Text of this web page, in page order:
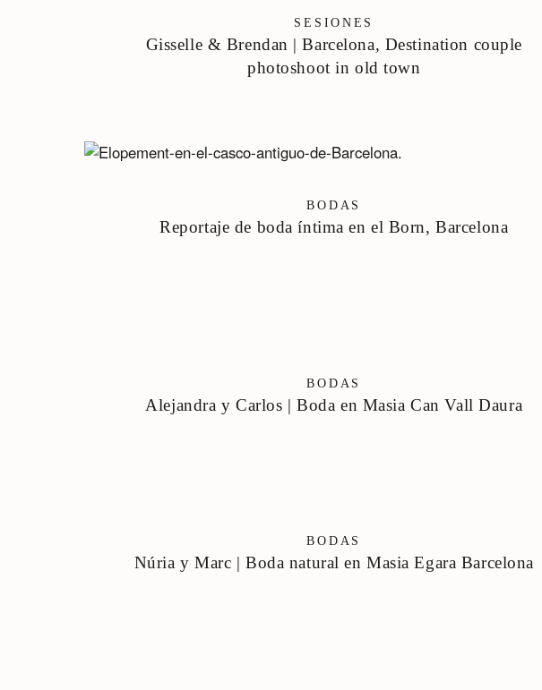
SESIONES
Gisselle & Brendan | Barcelona, Destination couple
photoshoot in old town
BODAS
Reportaje de boda íntima en el Born, Barcelona
BODAS
Alejandra y Carlos | Boda en Masia Can Vall Daura
BODAS
Núria y Marc | Boda natural en Masia Egara Barcelona